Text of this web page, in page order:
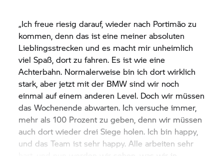
„Ich freue riesig darauf, wieder nach Portimão zu
kommen, denn das ist eine meiner absoluten
Lieblingsstrecken und es macht mir unheimlich
viel Spaß, dort zu fahren. Es ist wie eine
Achterbahn. Normalerweise bin ich dort wirklich
stark, aber jetzt mit der BMW sind wir noch
einmal auf einem anderen Level. Doch wir müssen
das Wochenende abwarten. Ich versuche immer,
mehr als 100 Prozent zu geben, denn wir müssen
auch dort wieder drei Siege holen. Ich bin happy,
und das Team ist sehr happy. Alle arbeiten sehr